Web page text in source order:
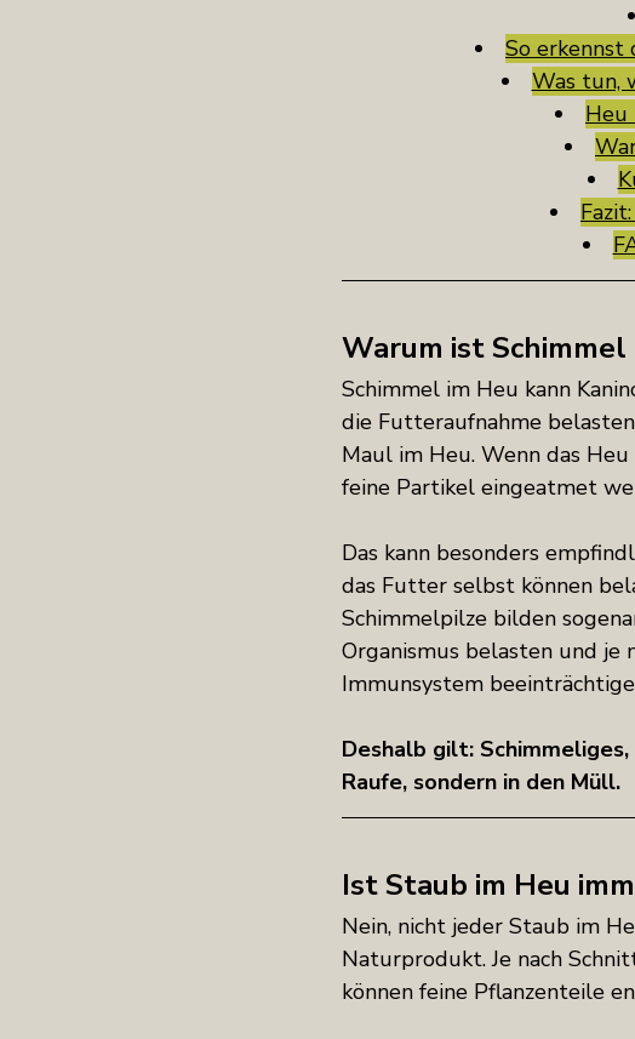
So erkennst
Was tun,
Heu
Warum ist
Schimmel im Heu kann
die Futteraufnahme
Maul im Heu. Wenn das
feine Partikel eingeatmet
Das kann besonders
das Futter selbst können
Schimmelpilze bilden
Organismus belasten und je
Immunsystem
Deshalb gilt:
Raufe, sondern in den Müll.
Ist Staub im Heu
Nein, nicht jeder Staub im
Naturprodukt. Je nach
können feine Pflanzenteile